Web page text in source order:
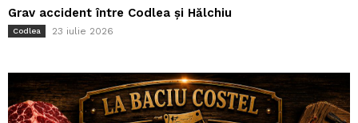
Grav accident între Codlea și Hălchiu
Codlea 23 iulie 2026